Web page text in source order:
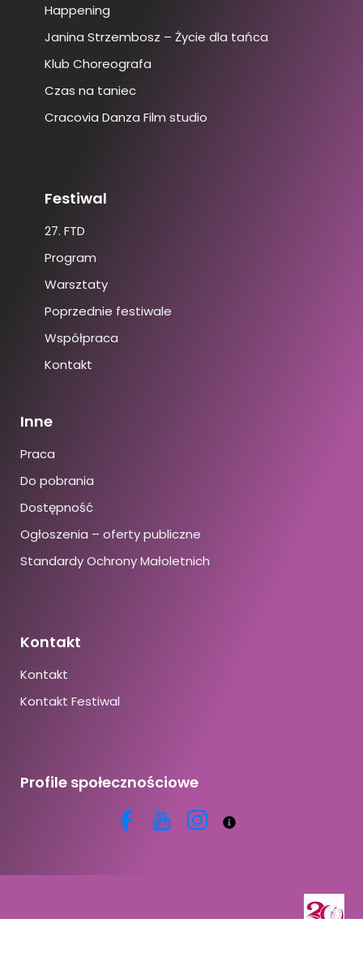
Happening
Janina Strzembosz – Życie dla tańca
Klub Choreografa
Czas na taniec
Cracovia Danza Film studio
Festiwal
27. FTD
Program
Warsztaty
Poprzednie festiwale
Współpraca
Kontakt
Inne
Praca
Do pobrania
Dostępność
Ogłoszenia – oferty publiczne
Standardy Ochrony Małoletnich
Kontakt
Kontakt
Kontakt Festiwal
Profile społecznościowe